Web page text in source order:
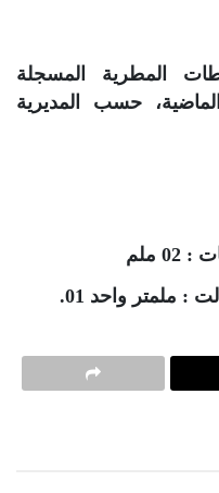
المطرية المسجلة
الـ 24 ساعة الماضية، حسب المديرية
ملم
: ملمتر واحد 01.